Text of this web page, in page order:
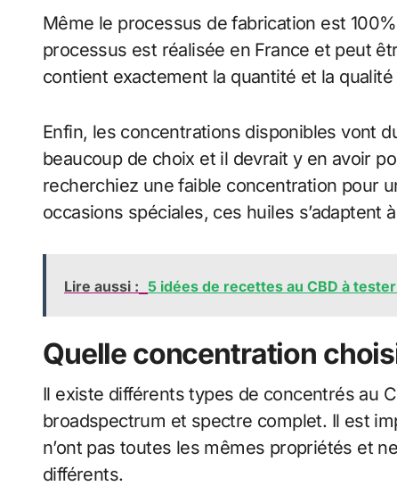
Même le processus de fabrication est
processus est réalisée en France et peut
contient exactement la quantité et la qualité
Enfin, les concentrations disponibles vont
beaucoup de choix et il devrait y en avoir
recherchiez une faible concentration pour
occasions spéciales, ces huiles s’adaptent
Lire aussi : 5 idées de recettes au CBD à
Quelle concentration
Il existe différents types de concentrés au
broadspectrum et spectre complet. Il est
n’ont pas toutes les mêmes propriétés et
différents.